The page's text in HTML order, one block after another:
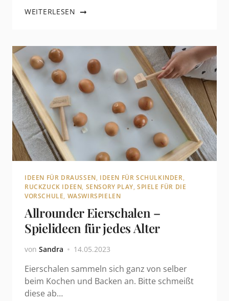
WEITERLESEN
IDEEN FÜR DRAUSSEN , IDEEN FÜR SCHULKINDER,
RUCKZUCK IDEEN, SENSORY PLAY,SPIELE FÜR DIE
VORSCHULE, WASWIRSPIELEN
Allrounder Eierschalen –
Spielideen für jedes Alter
von Sandra 14.05.2023
Eierschalen sammeln sich ganz von selber
beim Kochen und Backen an. Bitte schmeißt
diese ab…